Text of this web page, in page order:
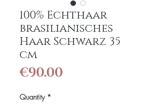
100% Echthaar
brasilianisches
Haar Schwarz 35
cm
€90.00
Quantity *